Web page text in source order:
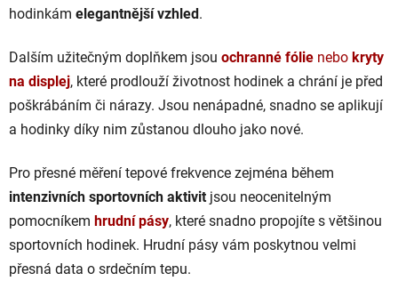
hodinkám elegantnější vzhled.
Dalším užitečným doplňkem jsou ochranné fólie nebo kryty
na displej, které prodlouží životnost hodinek a chrání je před
poškrábáním či nárazy. Jsou nenápadné, snadno se aplikují
a hodinky díky nim zůstanou dlouho jako nové.
Pro přesné měření tepové frekvence zejména během
intenzivních sportovních aktivit jsou neocenitelným
pomocníkem hrudní pásy, které snadno propojíte s většinou
sportovních hodinek. Hrudní pásy vám poskytnou velmi
přesná data o srdečním tepu.